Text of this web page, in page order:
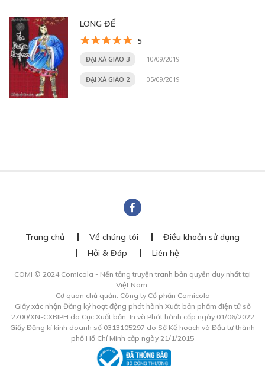
LONG ĐẾ
5
ĐẠI XÀ GIÁO 3 10/09/2019
ĐẠI XÀ GIÁO 2 05/09/2019
Trang chủ Về chúng tôi
Điều khoản sử dụng
Hỏi & Đáp
Liên hệ
COMI © 2024 Comicola - Nền tảng truyện tranh bản quyền duy nhất tại
Việt Nam.
Cơ quan chủ quản: Công ty Cổ phần Comicola
Giấy xác nhận Đăng ký hoạt động phát hành Xuất bản phẩm điện tử số
2700/XN-CXBIPH do Cục Xuất bản, In và Phát hành cấp ngày 01/06/2022
Giấy Đăng kí kinh doanh số 0313105297 do Sở Kế hoạch và Đầu tư thành
phố Hồ Chí Minh cấp ngày 21/1/2015